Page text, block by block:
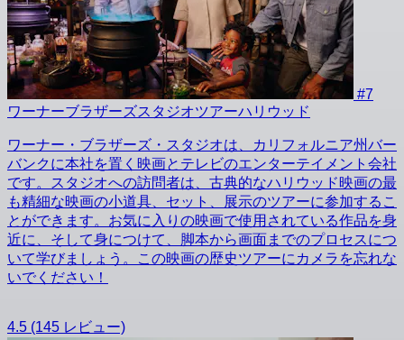
#7
ワーナーブラザーズスタジオツアーハリウッド
ワーナー・ブラザーズ・スタジオは、カリフォルニア州バー
バンクに本社を置く映画とテレビのエンターテイメント会社
です。スタジオへの訪問者は、古典的なハリウッド映画の最
も精細な映画の小道具、セット、展示のツアーに参加するこ
とができます。お気に入りの映画で使用されている作品を身
近に、そして身につけて、脚本から画面までのプロセスにつ
いて学びましょう。この映画の歴史ツアーにカメラを忘れな
いでください！
4.5 (145 レビュー)